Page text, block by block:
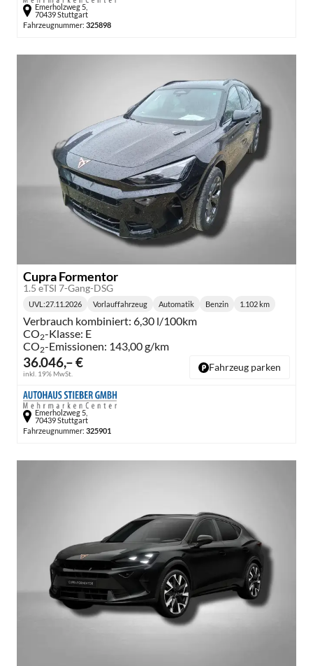
Emerholzweg 5,
70439 Stuttgart
Fahrzeugnummer: 325898
Cupra Formentor
1.5 eTSI 7-Gang-DSG
36.046,– €
inkl. 19% MwSt.
UVL :27.11.2026 Vorlauffahrzeug Automatik Benzin 1.102 km
Verbrauch kombiniert: 6,30 l/100km
CO2-Klasse: E
CO2-Emissionen: 143,00 g/km
Fahrzeug parken
Emerholzweg 5,
70439 Stuttgart
Fahrzeugnummer: 325901